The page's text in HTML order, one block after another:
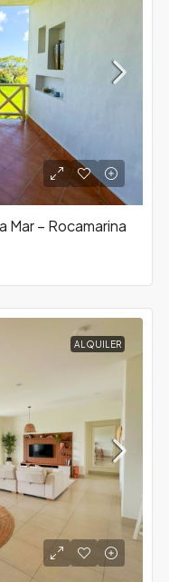
Mar – Rocamarina
ALQUILER